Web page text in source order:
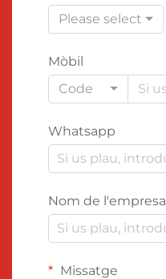
Please select
Mòbil
Code
Whatsapp
Nom de l'empresa
Missatge